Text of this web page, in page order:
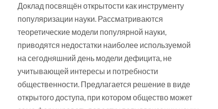
Доклад посвящён открытости как инструменту
популяризации науки. Рассматриваются
теоретические модели популярной науки,
приводятся недостатки наиболее используемой
на сегодняшний день модели дефицита, не
учитывающей интересы и потребности
общественности. Предлагается решение в виде
открытого доступа, при котором общество может